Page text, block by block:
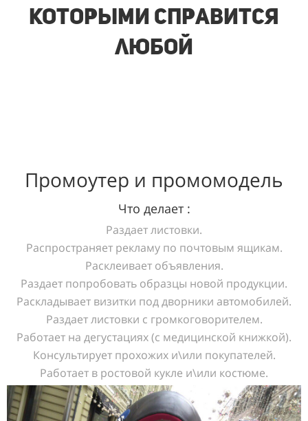
которыми справится
любой
Промоутер и промомодель
Что делает :
Раздает листовки.
Распространяет рекламу по почтовым ящикам.
Расклеивает объявления.
Раздает попробовать образцы новой продукции.
Раскладывает визитки под дворники автомобилей.
Раздает листовки с громкоговорителем.
Работает на дегустациях (с медицинской книжкой).
Консультирует прохожих и\или покупателей.
Работает в ростовой кукле и\или костюме.